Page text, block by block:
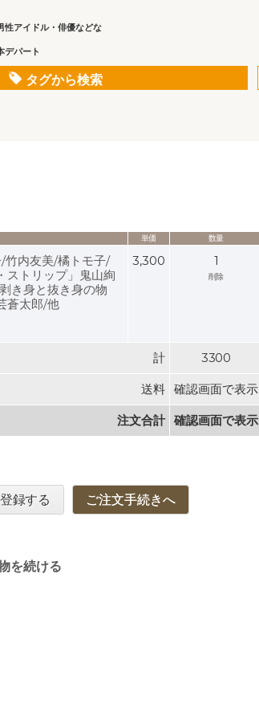
性アイドル・俳優などな
デパート
タグから検索
単価 数量
内友美/橘トモ子/
ストリップ」鬼山絢
き身と抜き身の物
蒼太郎/他
3,300 1
削除
計 3300
送料 確認画面で表示
注文合計 確認画面で表示
録する ご注文手続きへ
を続ける